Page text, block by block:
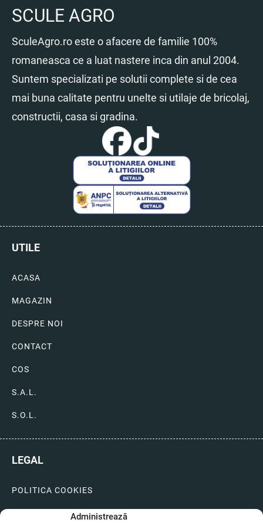
Administrează
SCULE AGRO
SculeAgro.ro este o afacere de familie 100%
romaneasca ce a luat nastere inca din anul 2004.
Suntem specializati pe solutii complete si de cea
mai buna calitate pentru unelte si utilaje de bricolaj,
constructii, casa si gradina.
UTILE
ACASA
MAGAZIN
DESPRE NOI
CONTACT
COS
S.A.L.
S.O.L.
LEGAL
POLITICA COOKIES
LIVRARI SI PLATI